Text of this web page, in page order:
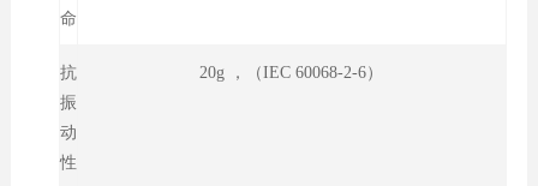
命
抗
振
动
性
20g ，（IEC 60068-2-6）